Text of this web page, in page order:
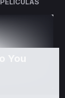
PELÍCULAS